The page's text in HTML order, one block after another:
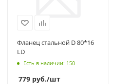
Фланец стальной D 80*16
LD
Есть в наличии: 150
779 руб./шт